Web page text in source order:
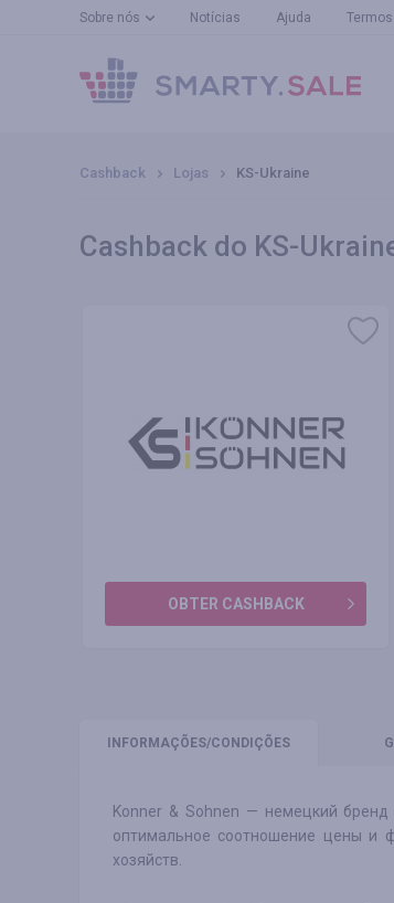
Sobre nós Notícias Ajuda
Cashback Lojas KS-Ukraine
Cashback do KS-
OBTER CASHBACK
INFORMAÇÕES/CONDIÇÕES
Konner & Sohnen — немецкий бренд
оптимальное соотношение цены и
хозяйств.